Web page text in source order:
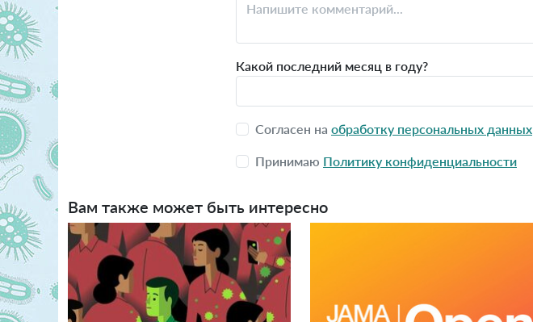
Какой последний месяц в году?
Согласен на обработку персональных данных
Принимаю Политику конфиденциальности
Вам также может быть интересно